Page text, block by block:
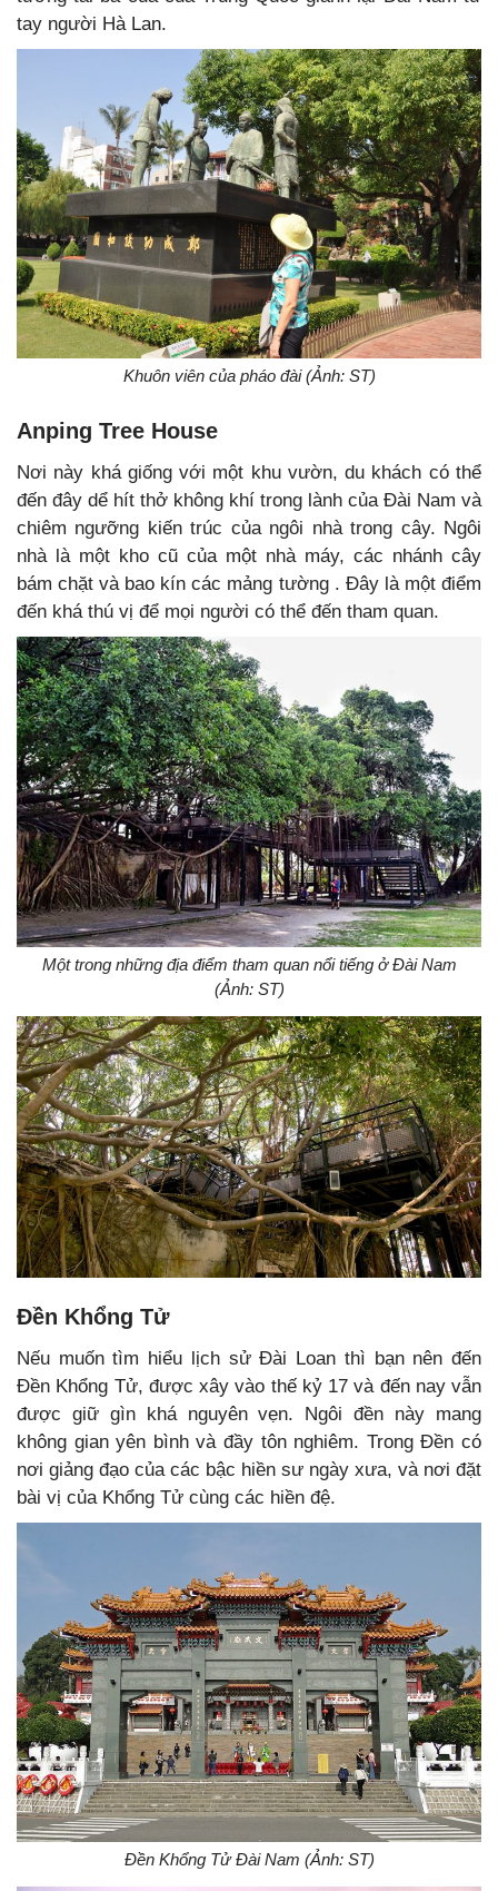
tay người Hà Lan.
Khuôn viên của pháo đài (Ảnh: ST)
Anping Tree House
Nơi này khá giống với một khu vườn, du khách có thể
đến đây dể hít thở không khí trong lành của Đài Nam và
chiêm ngưỡng kiến trúc của ngôi nhà trong cây. Ngôi
nhà là một kho cũ của một nhà máy, các nhánh cây
bám chặt và bao kín các mảng tường . Đây là một điểm
đến khá thú vị để mọi người có thể đến tham quan.
Một trong những địa điểm tham quan nổi tiếng ở Đài Nam
(Ảnh: ST)
Đền Khổng Tử
Nếu muốn tìm hiểu lịch sử Đài Loan thì bạn nên đến
Đền Khổng Tử, được xây vào thế kỷ 17 và đến nay vẫn
được giữ gìn khá nguyên vẹn. Ngôi đền này mang
không gian yên bình và đầy tôn nghiêm. Trong Đền có
nơi giảng đạo của các bậc hiền sư ngày xưa, và nơi đặt
bài vị của Khổng Tử cùng các hiền đệ.
Đền Khổng Tử Đài Nam (Ảnh: ST)